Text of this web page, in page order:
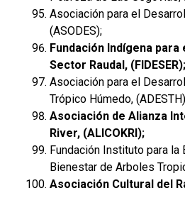
Asociación para el
(ASODES);
Fundación Indígena
Sector Raudal, (FIDESER);
Asociación para el
Trópico Húmedo,
Asociación de Alianza
River, (ALICOKRI);
Fundación Instituto para
Bienestar de Arboles
Asociación Cultural del